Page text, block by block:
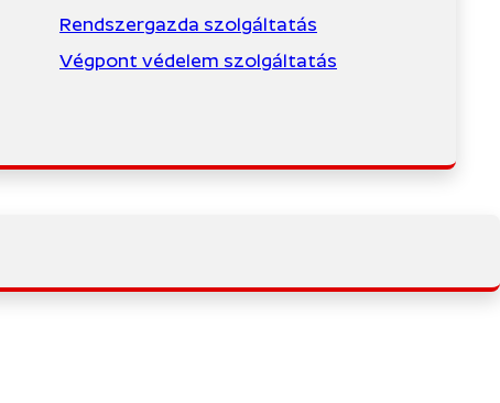
Rendszergazda szolgáltatás
Végpont védelem szolgáltatás